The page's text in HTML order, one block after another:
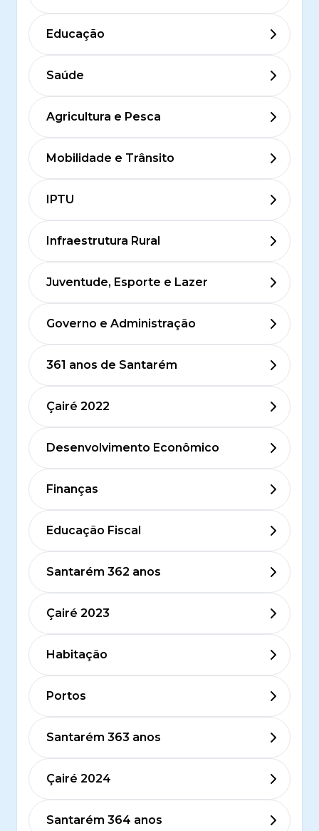
Educação
Saúde
Agricultura e Pesca
Mobilidade e Trânsito
IPTU
Infraestrutura Rural
Juventude, Esporte e Lazer
Governo e Administração
361 anos de Santarém
Çairé 2022
Desenvolvimento Econômico
Finanças
Educação Fiscal
Santarém 362 anos
Çairé 2023
Habitação
Portos
Santarém 363 anos
Çairé 2024
Santarém 364 anos